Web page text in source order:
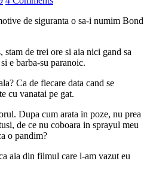
de siguranta o sa-i numim Bond
de trei ore si aia nici gand sa
e barba-su paranoic.
Ca de fiecare data cand se
cu vanatai pe gat.
Dupa cum arata in poze, nu prea
de ce nu coboara in sprayul meu
o pandim?
aia din filmul care l-am vazut eu